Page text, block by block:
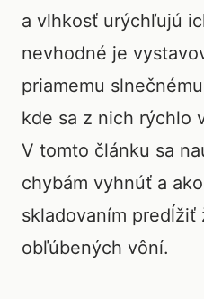
a vlhkosť urýchľujú
nevhodné je
priamemu
kde sa z nich rýchlo
V tomto článku sa
chybám vyhnúť a
skladovaním
obľúbených vôní.